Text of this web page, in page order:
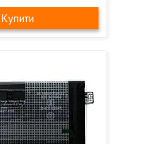
Купити